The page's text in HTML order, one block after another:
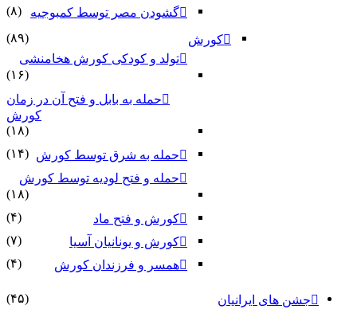
گشودن مصر توسط کمبوجیه
(۸)
کورش
(۸۹)
تولد و کودکی کورش هخامنشی
(۱۶)
حمله به بابل و فتح آن در زمان
کورش
(۱۸)
حمله به شرق توسط کورش (۱۴)
حمله و فتح لودیه توسط کورش
(۱۸)
کورش و فتح ماد
(۴)
کورش و یونانیان آسیا
(۷)
همسر و فرزندان کورش
(۴)
جشن های ایرانیان
(۴۵)